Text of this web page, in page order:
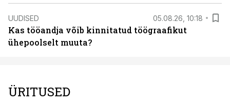
UUDISED 05.08.26, 10:18
Kas tööandja võib kinnitatud töögraafikut
ühepoolselt muuta?
ÜRITUSED